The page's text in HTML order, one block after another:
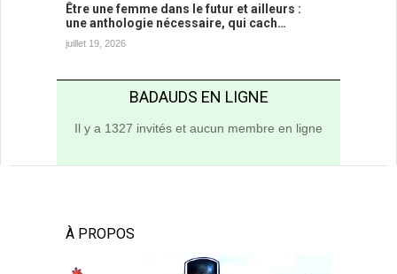
Être une femme dans le futur et ailleurs :
une anthologie nécessaire, qui cach…
juillet 19, 2026
BADAUDS EN LIGNE
Il y a 1327 invités et aucun membre en ligne
À PROPOS